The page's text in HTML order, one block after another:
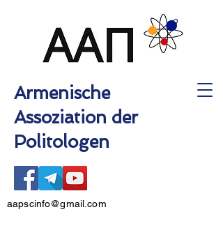
Armenische
Assoziation der
Politologen
aapscinfo@gmail.com